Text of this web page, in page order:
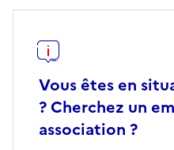
Vous êtes en
? Cherchez un
association ?